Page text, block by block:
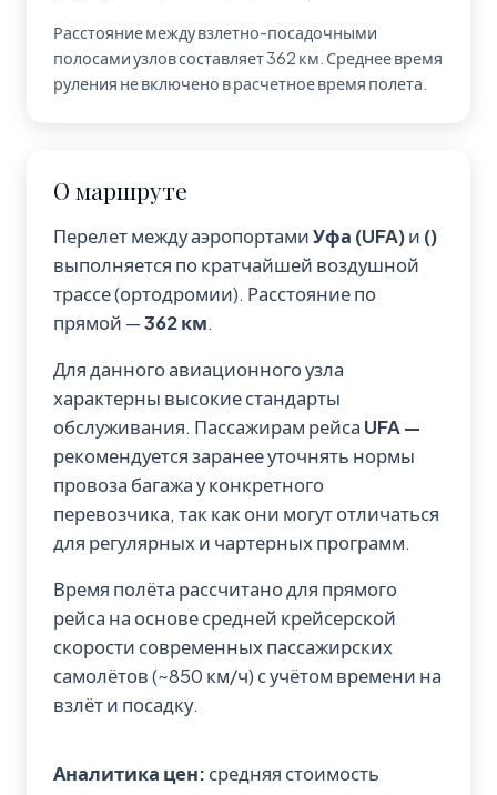
Расстояние между взлетно-посадочными
полосами узлов составляет 362 км. Среднее время
руления не включено в расчетное время полета.
О маршруте
Перелет между аэропортамиУфа (UFA)и ()
выполняется по кратчайшей воздушной
трассе (ортодромии). Расстояние по
прямой —362 км.
Для данного авиационного узла
характерны высокие стандарты
обслуживания. Пассажирам рейса UFA —
рекомендуется заранее уточнять нормы
провоза багажа у конкретного
перевозчика, так как они могут отличаться
для регулярных и чартерных программ.
Время полёта рассчитано для прямого
рейса на основе средней крейсерской
скорости современных пассажирских
самолётов (~850 км/ч) с учётом времени на
взлёт и посадку.
Аналитика цен: средняя стоимость